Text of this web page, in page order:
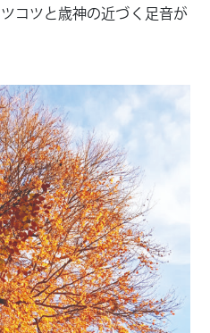
コツと歳神の近づく足音が